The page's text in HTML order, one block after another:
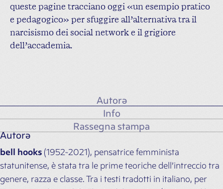
queste pagine tracciano oggi «un esempio pratico
e pedagogico» per sfuggire all’alternativa tra il
narcisismo dei social network e il grigiore
dell’accademia.
Autorə
Info
Rassegna stampa
Autorə
bell hooks(1952-2021), pensatrice femminista
statunitense, è stata tra le prime teoriche dell’intreccio tra
genere, razza e classe. Tra i testi tradotti in italiano, per